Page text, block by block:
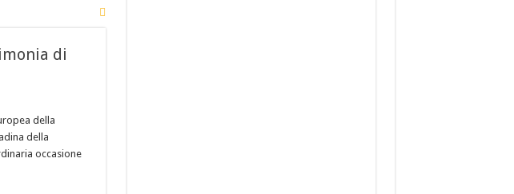
!
di
della
della
occasione